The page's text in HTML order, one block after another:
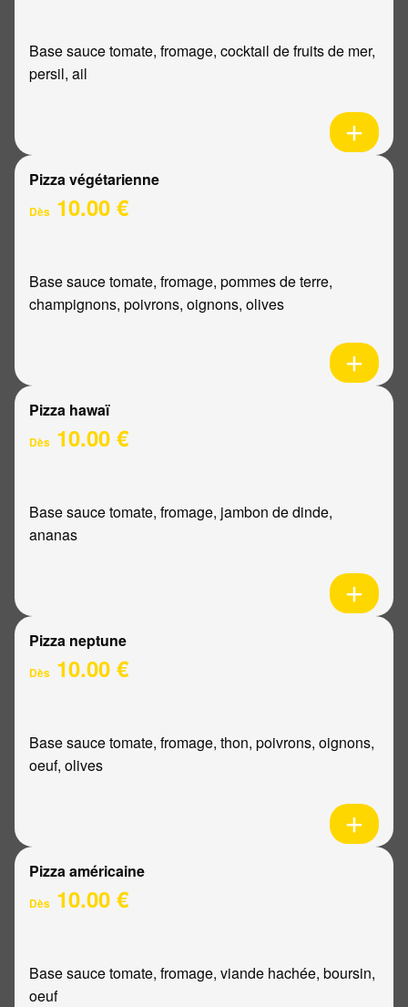
Base sauce tomate, fromage, cocktail de fruits de mer,
persil, ail
Pizza végétarienne
Dès 10.00 €
Base sauce tomate, fromage, pommes de terre,
champignons, poivrons, oignons, olives
Pizza hawaï
Dès 10.00 €
Base sauce tomate, fromage, jambon de dinde,
ananas
Pizza neptune
Dès 10.00 €
Base sauce tomate, fromage, thon, poivrons, oignons,
oeuf, olives
Pizza américaine
Dès 10.00 €
Base sauce tomate, fromage, viande hachée, boursin,
oeuf